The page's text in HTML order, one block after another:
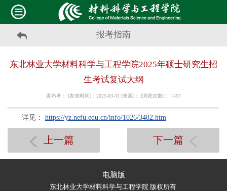
报考指南
东北林业大学材料科学与工程学院2025年硕士研究生招
生考试复试大纲
发布者： [发表时间]：2025-03-31 [来源]： [浏览次数]： 1457
详见： https://yz.nefu.edu.cn/info/1026/3482.htm
上一篇 下一篇
电脑版
东北林业大学材料科学与工程学院 版权所有